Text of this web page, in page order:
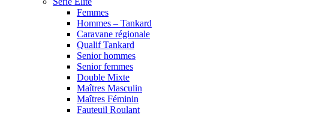
Femmes
Hommes – Tankard
Caravane régionale
Qualif Tankard
Senior hommes
Senior femmes
Double Mixte
Maîtres Masculin
Maîtres Féminin
Fauteuil Roulant